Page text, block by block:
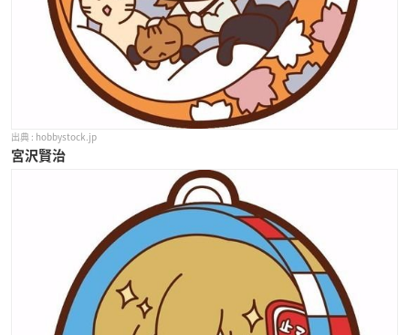
hobbystock.jp
宮沢賢治